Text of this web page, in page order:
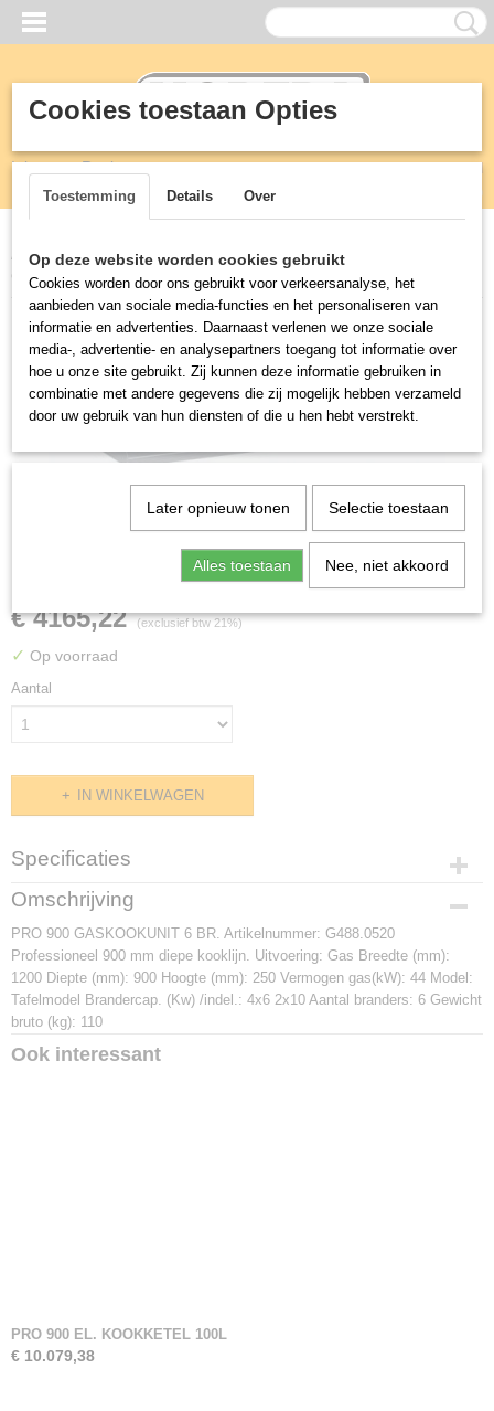
Inloggen Registreren
(0)
Home >KEUKEN>900 mm professionele kooklijn
GASKOOKUNIT 6 BR.
PRO 900 GASKOOKUNIT 6
€ 4165,22 (exclusief btw 21%)
✓ Op voorraad
Aantal
IN WINKELWAGEN
Specificaties
Productcode
Afmetingen (l,b,h)
0 x 900 x 0 mm
Omschrijving
PRO 900 GASKOOKUNIT 6 BR. Artikelnummer: G488.0520
Professioneel 900 mm diepe kooklijn. Uitvoering: Gas Breedte (mm):
1200 Diepte (mm): 900 Hoogte (mm): 250 Vermogen gas(kW): 44 Model:
Tafelmodel Brandercap. (Kw) /indel.: 4x6 2x10 Aantal branders: 6 Gewicht
bruto (kg): 110
Ook interessant
PRO 900 EL. KOOKKETEL 100L
€ 10.079,38
Cookies toestaan Opties
Toestemming Details Over
Op deze website worden cookies gebruikt
Cookies worden door ons gebruikt voor verkeersanalyse, het
aanbieden van sociale media-functies en het personaliseren van
informatie en advertenties. Daarnaast verlenen we onze sociale
media-, advertentie- en analysepartners toegang tot informatie over
hoe u onze site gebruikt. Zij kunnen deze informatie gebruiken in
combinatie met andere gegevens die zij mogelijk hebben verzameld
door uw gebruik van hun diensten of die u hen hebt verstrekt.
Later opnieuw tonen Selectie toestaan
Alles toestaan Nee, niet akkoord